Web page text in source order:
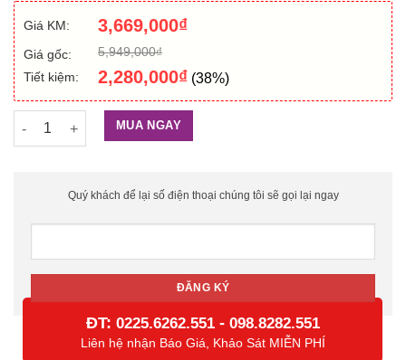
Giá KM: 3,669,000₫
Giá gốc: 5,949,000₫
Tiết kiệm:
2,280,000₫ (38%)
Thiết bị phát sóng wifi trong nhà RUIJIE RG-AP720-L số lượng
MUA NGAY
Quý khách để lại số điện thoại chúng tôi sẽ gọi lại ngay
ĐT: 0225.6262.551 - 098.8282.551
Liên hệ nhận Báo Giá, Khảo Sát MIỄN PHÍ